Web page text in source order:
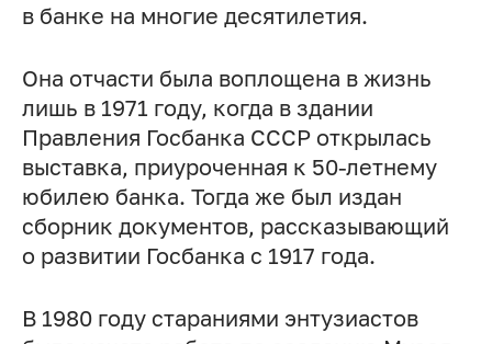
в банке на многие десятилетия.
Она отчасти была воплощена в жизнь
лишь в 1971 году, когда в здании
Правления Госбанка СССР открылась
выставка, приуроченная к 50-летнему
юбилею банка. Тогда же был издан
сборник документов, рассказывающий
о развитии Госбанка с 1917 года.
В 1980 году стараниями энтузиастов